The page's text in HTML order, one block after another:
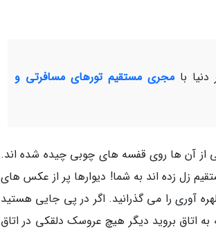
بامجری مستقیم تورهای مسافرتی و
از آن ها روی قفسه های چوبی چیده شده اند.
زل زده اند به شما! دیوارها پر از عکس های
آوری را می گذرانید. اگر در پی جایی هستید
اتاق بروید دیگر هیچ عروسک دلقکی در اتاق